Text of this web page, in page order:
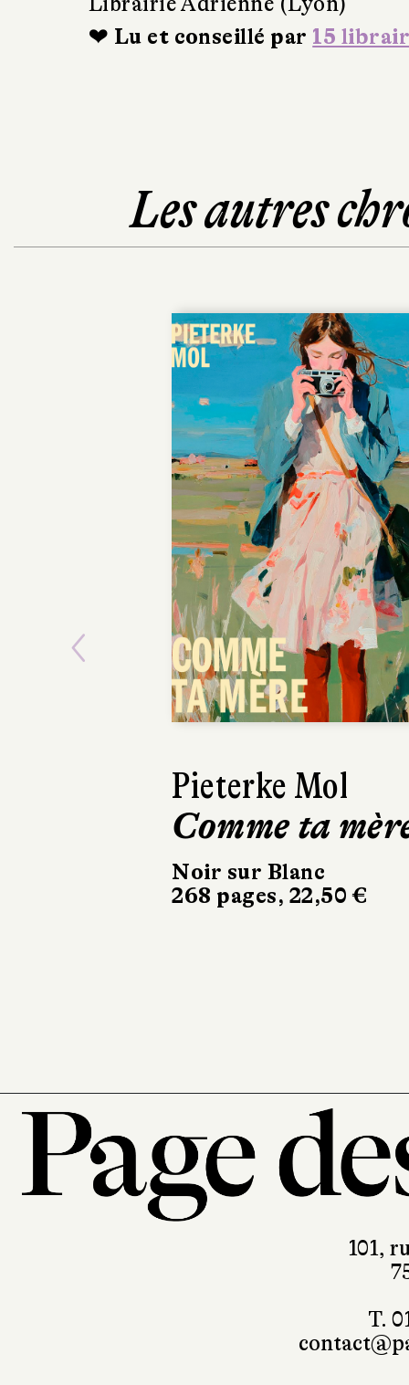
❤ Lu et conseillé par 15
Les autres
Ásta
Sigurdardóttir
Dehors, c’est
printemps
Previous
101,
T.